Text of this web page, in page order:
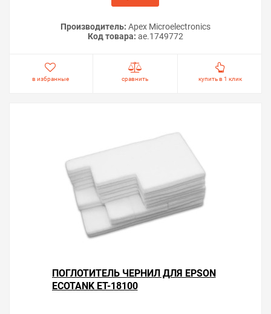
Производитель: Apex Microelectronics
Код товара: ae.1749772
в избранные сравнить купить в 1 клик
ПОГЛОТИТЕЛЬ ЧЕРНИЛ ДЛЯ EPSON
ECOTANK ET-18100